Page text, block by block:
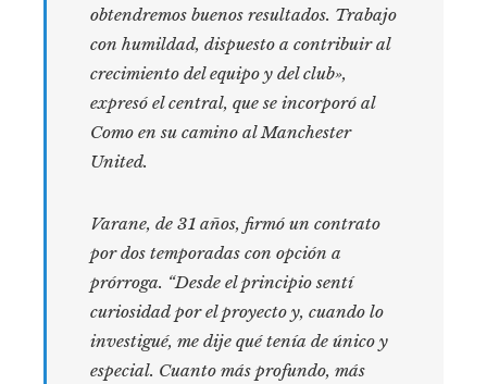
obtendremos buenos resultados. Trabajo
con humildad, dispuesto a contribuir al
crecimiento del equipo y del club»,
expresó el central, que se incorporó al
Como en su camino al Manchester
United.
Varane, de 31 años, firmó un contrato
por dos temporadas con opción a
prórroga. “Desde el principio sentí
curiosidad por el proyecto y, cuando lo
investigué, me dije qué tenía de único y
especial. Cuanto más profundo, más